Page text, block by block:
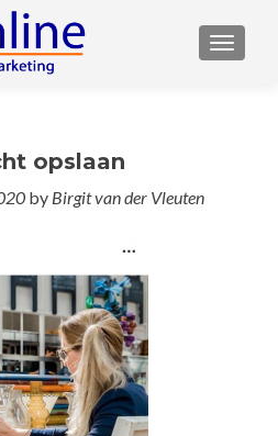
opslaan
by Birgit van der Vleuten